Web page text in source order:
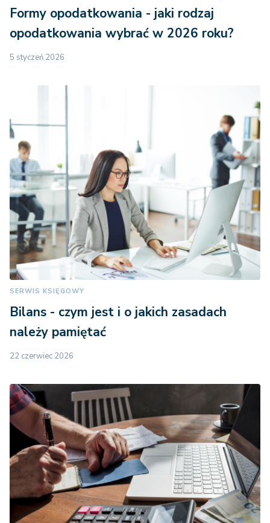
Formy opodatkowania - jaki rodzaj
opodatkowania wybrać w 2026 roku?
5 styczeń 2026
SERWIS KSIĘGOWY
Bilans - czym jest i o jakich zasadach
należy pamiętać
22 czerwiec 2026